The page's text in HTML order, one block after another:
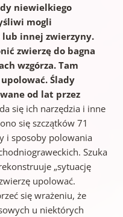
niewielkiego
mogli
innej zwierzyny.
zwierzę do bagna
wzgórza. Tam
Ślady
od lat przez
się ich narzędzia i inne
się szczątków 71
i sposoby polowania
Szuka
„sytuację
upolować.
się wrażeniu, że
u niektórych